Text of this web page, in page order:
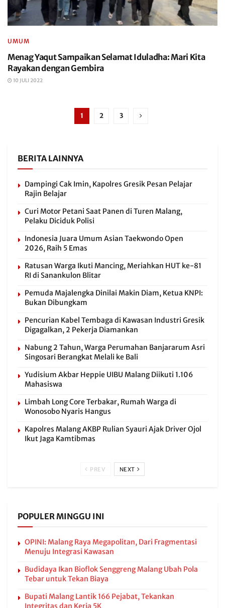
UMUM
Menag Yaqut Sampaikan Selamat Iduladha: Mari Kita
Rayakan dengan Gembira
10 JULI 2022
1 2 3
BERITA LAINNYA
Dampingi Cak Imin, Kapolres Gresik Pesan Pelajar
Rajin Belajar
Curi Motor Petani Saat Panen di Turen Malang,
Pelaku Diciduk Polisi
Indonesia Juara Umum Asian Taekwondo Open
2026, Raih 5 Emas
Ratusan Warga Ikuti Mancing, Meriahkan HUT ke-81
RI di Sanankulon Blitar
Pemuda Majalengka Dinilai Makin Diam, Ketua KNPI:
Bukan Dibungkam
Pencurian Kabel Tembaga di Kawasan Industri Gresik
Digagalkan, 2 Pekerja Diamankan
Nabung 2 Tahun, Warga Perumahan Banjararum Asri
Singosari Berangkat Melali ke Bali
Yudisium Akbar Heppie UIBU Malang Diikuti 1.106
Mahasiswa
Limbah Long Core Terbakar, Rumah Warga di
Wonosobo Nyaris Hangus
Kapolres Malang AKBP Rulian Syauri Ajak Driver Ojol
Ikut Jaga Kamtibmas
PREV NEXT
POPULER MINGGU INI
OPINI: Malang Raya Megapolitan, Dari Fragmentasi
Menuju Integrasi Kawasan
Budidaya Ikan Bioflok Senggreng Malang Ubah Pola
Tebar untuk Tekan Biaya
Bupati Malang Lantik 166 Pejabat, Tekankan
Integritas dan Kerja 5K